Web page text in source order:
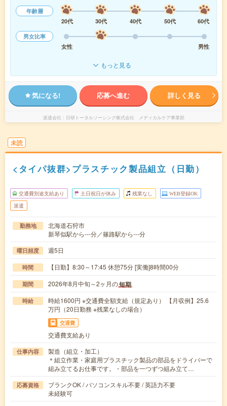
年齢層
20代
30代 40代 50代
60代
男女比率
女性
男性
もっと見る
気になる! 応募へ進む 詳しく見る
派遣会社 日研トータルソーシング株式会社 メディカルケア事業部
未読
<タイパ抜群>プラスチック製品組立（日勤）
交通費別途支給あり 土日祝日が休み 残業なし WEB登録OK
派遣
勤務地
北海道石狩市
新琴似駅から---分／篠路駅から---分
曜日頻度 週5日
時間 【日勤】8:30～17:45 休憩75分 [実働]8時間00分
期間 2026年8月中旬～2ヶ月の短期
時給
時給1600円 ※交通費全額支給（規定あり） 【月収例】25.6
万円（20日勤務 ※残業なしの場合）
交通費
交通費支給あり
仕事内容
製造（組立・加工）
＊組立作業・家庭用プラスチック製品の部品をドライバーで
組み立てるお仕事です。・部品を一つずつ組み立て…
応募資格
ブランクOK / パソコンスキル不要 / 英語力不要
未経験可